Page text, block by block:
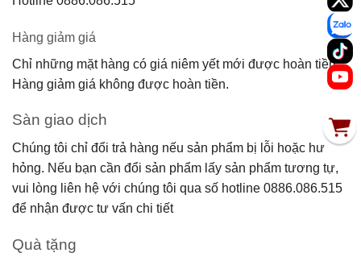
Hàng giảm giá
Chỉ những mặt hàng có giá niêm yết mới được hoàn tiền.
Hàng giảm giá không được hoàn tiền.
Sàn giao dịch
Chúng tôi chỉ đổi trả hàng nếu sản phẩm bị lỗi hoặc hư
hỏng. Nếu bạn cần đổi sản phẩm lấy sản phẩm tương tự,
vui lòng liên hệ với chúng tôi qua số hotline 0886.086.515
để nhận được tư vấn chi tiết
Quà tặng